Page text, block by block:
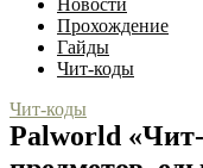
Новости
Прохождение
Гайды
Чит-коды
Чит-коды
Palworld